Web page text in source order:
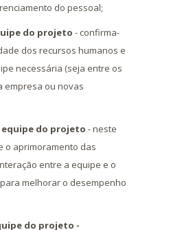
do pessoal;
do projeto - confirma-
dos recursos humanos e
necessária (seja entre os
empresa ou novas
equipe do projeto - neste
o aprimoramento das
entre a equipe e o
melhorar o desempenho
do projeto -